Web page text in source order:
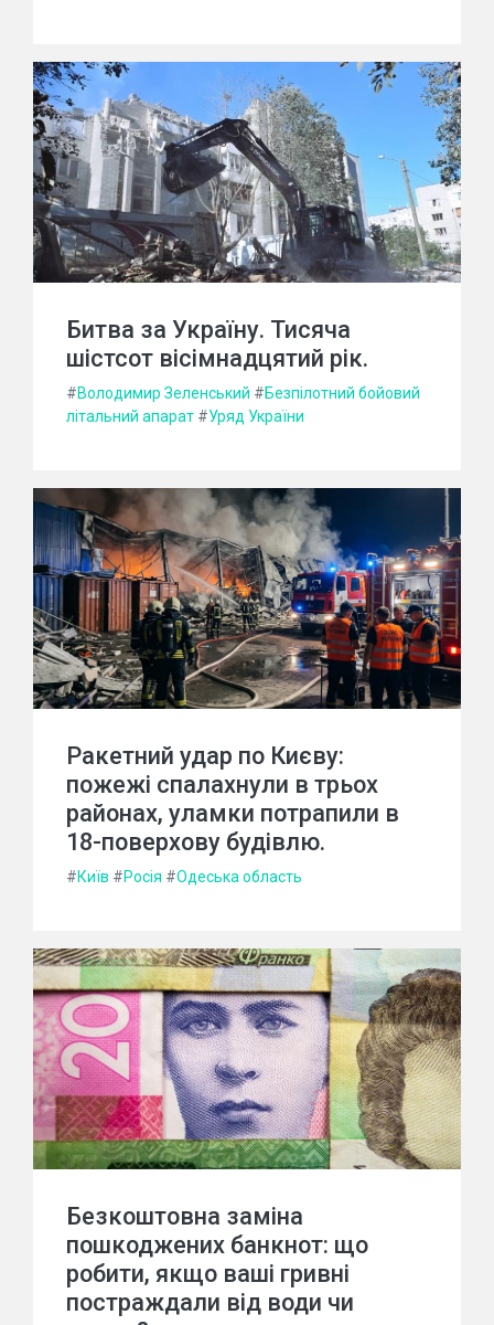
Битва за Україну. Тисяча
шістсот вісімнадцятий рік.
#Володимир Зеленський #Безпілотний бойовий
літальний апарат #Уряд України
Ракетний удар по Києву:
пожежі спалахнули в трьох
районах, уламки потрапили в
18-поверхову будівлю.
#Київ #Росія #Одеська область
Безкоштовна заміна
пошкоджених банкнот: що
робити, якщо ваші гривні
постраждали від води чи